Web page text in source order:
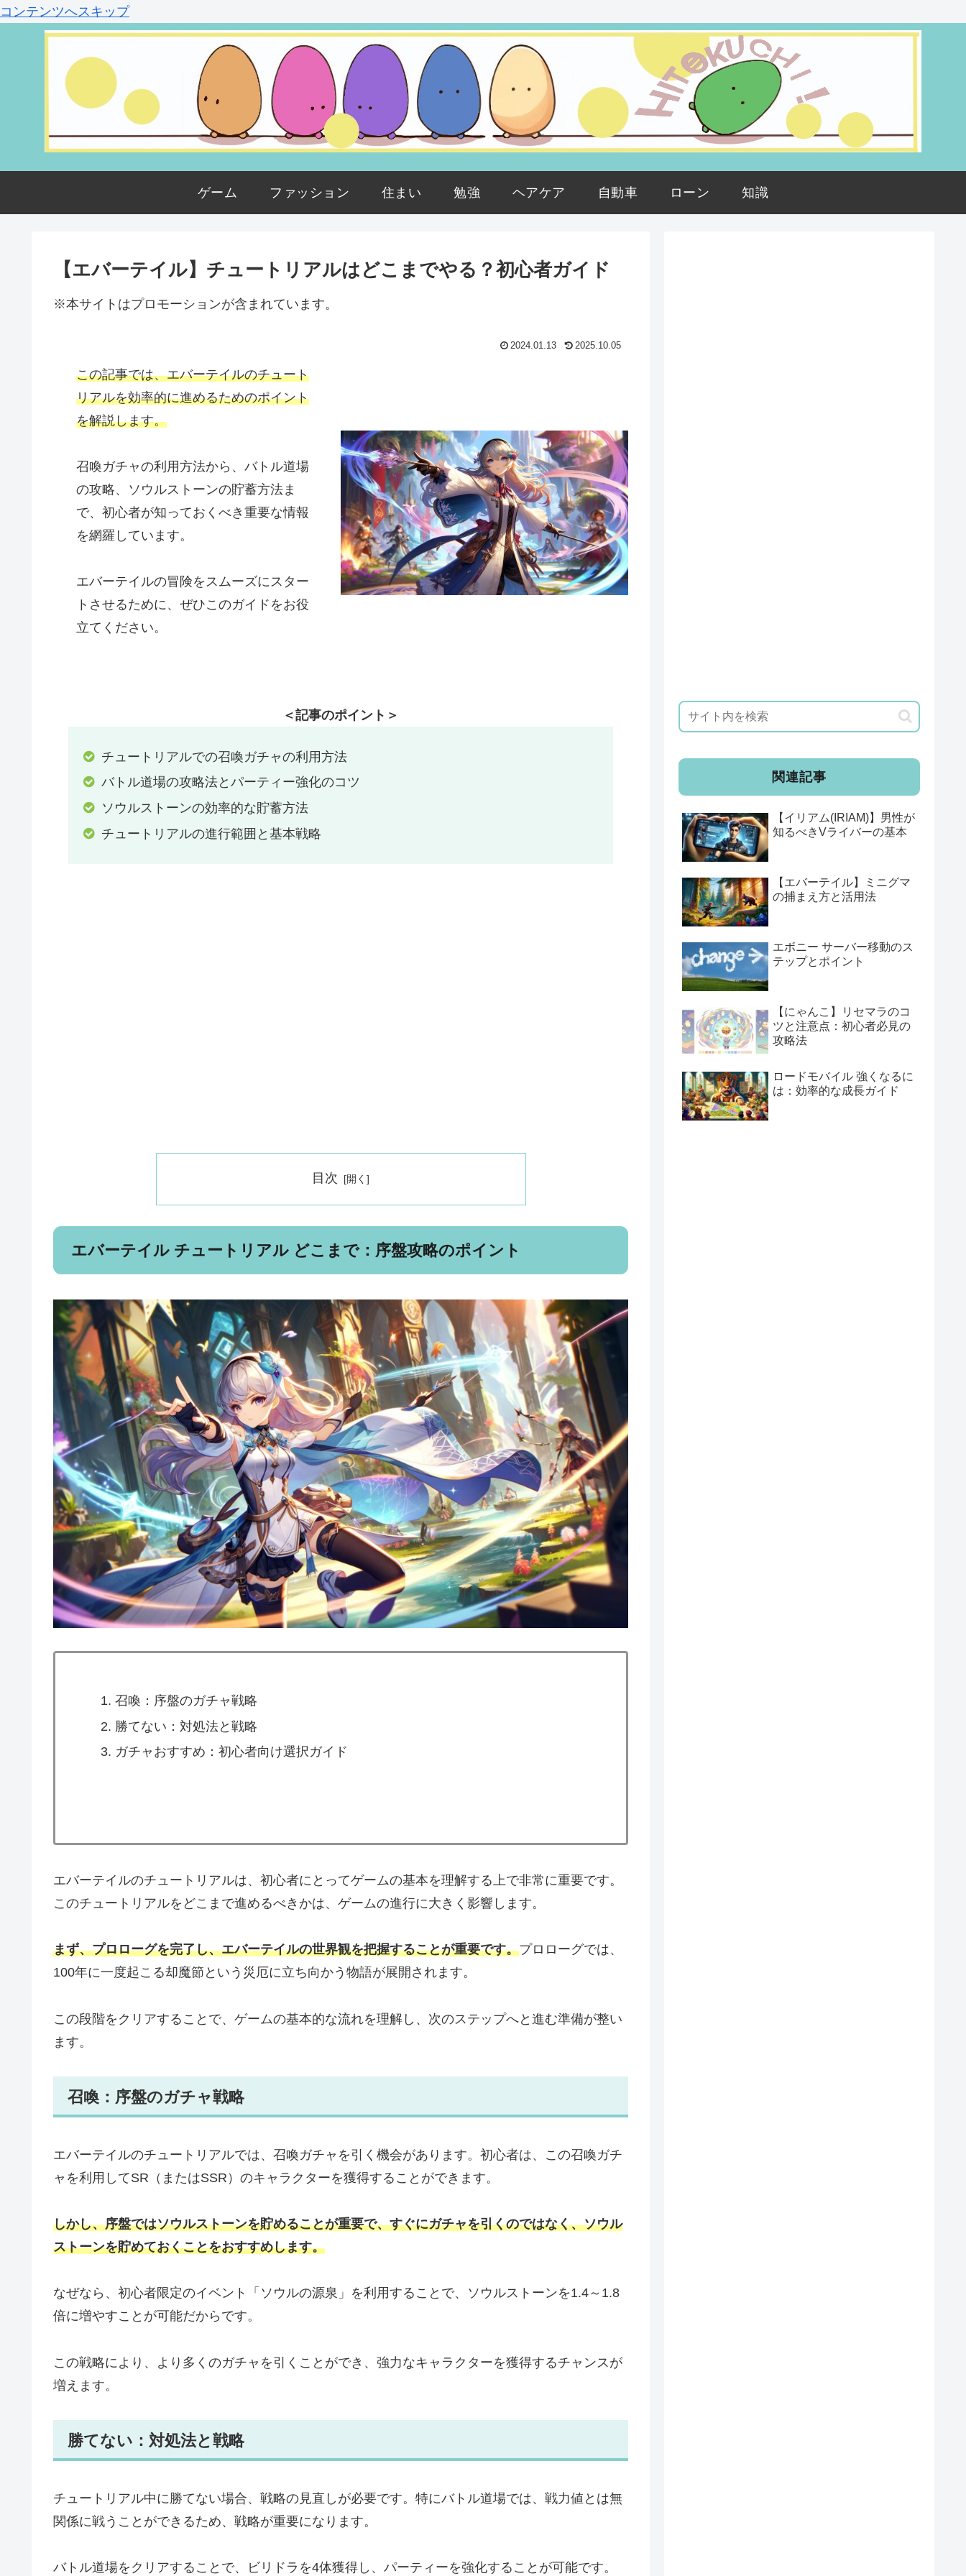
コンテンツへスキップ
ゲーム ファッション 住まい 勉強 ヘアケア 自動車 ローン 知識
【エバーテイル】チュートリアルはどこまでやる？初心者ガイド
※本サイトはプロモーションが含まれています。
2024.01.13 2025.10.05
この記事では、エバーテイルのチュート
リアルを効率的に進めるためのポイント
を解説します。
召喚ガチャの利用方法から、バトル道場
の攻略、ソウルストーンの貯蓄方法ま
で、初心者が知っておくべき重要な情報
を網羅しています。
エバーテイルの冒険をスムーズにスター
トさせるために、ぜひこのガイドをお役
立てください。
＜記事のポイント＞
チュートリアルでの召喚ガチャの利用方法
バトル道場の攻略法とパーティー強化のコツ
ソウルストーンの効率的な貯蓄方法
チュートリアルの進行範囲と基本戦略
目次
エバーテイル チュートリアル どこまで：序盤攻略のポイント
召喚：序盤のガチャ戦略
勝てない：対処法と戦略
ガチャおすすめ：初心者向け選択ガイド
エバーテイルのチュートリアルは、初心者にとってゲームの基本を理解する上で非常に重要です。
このチュートリアルをどこまで進めるべきかは、ゲームの進行に大きく影響します。
まず、プロローグを完了し、エバーテイルの世界観を把握することが重要です。プロローグでは、
100年に一度起こる却魔節という災厄に立ち向かう物語が展開されます。
この段階をクリアすることで、ゲームの基本的な流れを理解し、次のステップへと進む準備が整い
ます。
召喚：序盤のガチャ戦略
エバーテイルのチュートリアルでは、召喚ガチャを引く機会があります。初心者は、この召喚ガチ
ャを利用してSR（またはSSR）のキャラクターを獲得することができます。
しかし、序盤ではソウルストーンを貯めることが重要で、すぐにガチャを引くのではなく、ソウル
ストーンを貯めておくことをおすすめします。
なぜなら、初心者限定のイベント「ソウルの源泉」を利用することで、ソウルストーンを1.4～1.8
倍に増やすことが可能だからです。
この戦略により、より多くのガチャを引くことができ、強力なキャラクターを獲得するチャンスが
増えます。
勝てない：対処法と戦略
チュートリアル中に勝てない場合、戦略の見直しが必要です。特にバトル道場では、戦力値とは無
関係に戦うことができるため、戦略が重要になります。
バトル道場をクリアすることで、ビリドラを4体獲得し、パーティーを強化することが可能です。
関連記事
【イリアム(IRIAM)】男性が
知るべきVライバーの基本
【エバーテイル】ミニグマ
の捕まえ方と活用法
エボニー サーバー移動のス
テップとポイント
【にゃんこ】リセマラのコ
ツと注意点：初心者必見の
攻略法
ロードモバイル 強くなるに
は：効率的な成長ガイド